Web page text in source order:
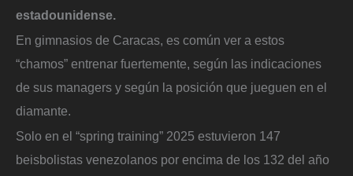
estadounidense.
En gimnasios de Caracas, es común ver a estos
“chamos” entrenar fuertemente, según las indicaciones
de sus managers y según la posición que jueguen en el
diamante.
Solo en el “spring training” 2025 estuvieron 147
beisbolistas venezolanos por encima de los 132 del año